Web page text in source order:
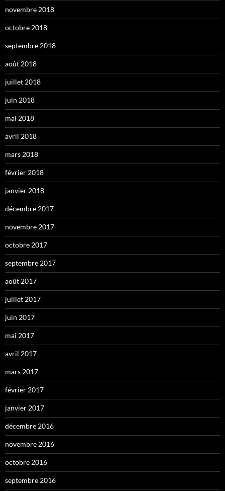
novembre 2018
octobre 2018
septembre 2018
août 2018
juillet 2018
juin 2018
mai 2018
avril 2018
mars 2018
février 2018
janvier 2018
décembre 2017
novembre 2017
octobre 2017
septembre 2017
août 2017
juillet 2017
juin 2017
mai 2017
avril 2017
mars 2017
février 2017
janvier 2017
décembre 2016
novembre 2016
octobre 2016
septembre 2016